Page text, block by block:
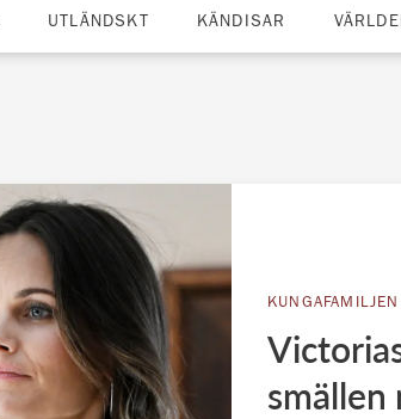
UTLÄNDSKT KÄNDISAR
KUNGAFAMILJEN
smällen